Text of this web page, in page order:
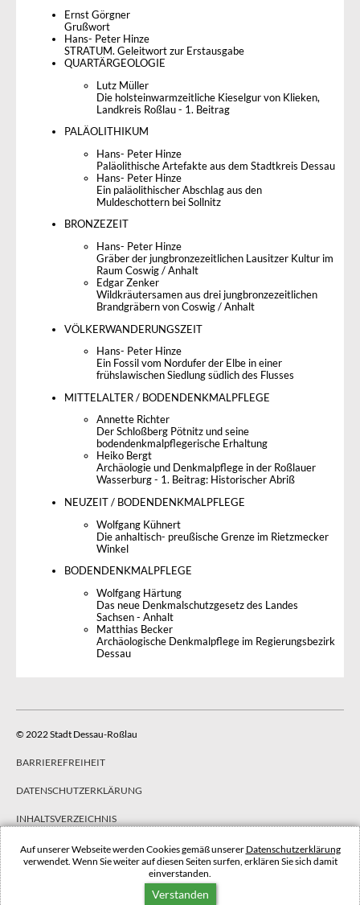
Auf unserer Webseite werden Cookies gemäß unserer Datenschutzerklärung
verwendet. Wenn Sie weiter auf diesen Seiten surfen, erklären Sie sich damit
einverstanden.
Verstanden
Ernst Görgner
Grußwort
Hans- Peter Hinze
STRATUM. Geleitwort zur Erstausgabe
QUARTÄRGEOLOGIE
Lutz Müller
Die holsteinwarmzeitliche Kieselgur von Klieken,
Landkreis Roßlau - 1. Beitrag
PALÄOLITHIKUM
Hans- Peter Hinze
Paläolithische Artefakte aus dem Stadtkreis Dessau
Hans- Peter Hinze
Ein paläolithischer Abschlag aus den
Muldeschottern bei Sollnitz
BRONZEZEIT
Hans- Peter Hinze
Gräber der jungbronzezeitlichen Lausitzer Kultur im
Raum Coswig / Anhalt
Edgar Zenker
Wildkräutersamen aus drei jungbronzezeitlichen
Brandgräbern von Coswig / Anhalt
VÖLKERWANDERUNGSZEIT
Hans- Peter Hinze
Ein Fossil vom Nordufer der Elbe in einer
frühslawischen Siedlung südlich des Flusses
MITTELALTER / BODENDENKMALPFLEGE
Annette Richter
Der Schloßberg Pötnitz und seine
bodendenkmalpflegerische Erhaltung
Heiko Bergt
Archäologie und Denkmalpflege in der Roßlauer
Wasserburg - 1. Beitrag: Historischer Abriß
NEUZEIT / BODENDENKMALPFLEGE
Wolfgang Kühnert
Die anhaltisch- preußische Grenze im Rietzmecker
Winkel
BODENDENKMALPFLEGE
Wolfgang Härtung
Das neue Denkmalschutzgesetz des Landes
Sachsen - Anhalt
Matthias Becker
Archäologische Denkmalpflege im Regierungsbezirk
Dessau
© 2022 Stadt Dessau-Roßlau
BARRIEREFREIHEIT
DATENSCHUTZERKLÄRUNG
INHALTSVERZEICHNIS
IMPRESSUM
NACH OBEN